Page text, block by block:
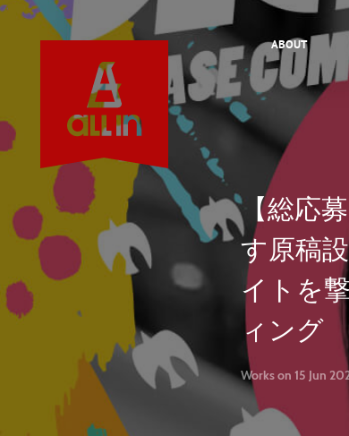
About
Service
Works
Company
ABOUT
【総応
す原稿
イトを
ィング
Works on 15 Jun